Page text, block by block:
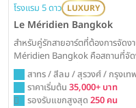
โรงแรม 5 ดาว LUXURY
Le Méridien Bangkok
สำหรับคู่รักสายอาร์ตที่ต้องการจัดง
Méridien Bangkok คือสถานที่จั
แบบ ด้วยห้องจัดเลี้ยงดีไซน์ร่วมส
งานวิวาห์สุดชิคที่ไม่เหมือนใคร
สาทร / สีลม / สุรวงศ์ / กรุงเท
ราคาเริ่มต้น 35,000+ บาท
รองรับแขกสูงสุด 250 คน